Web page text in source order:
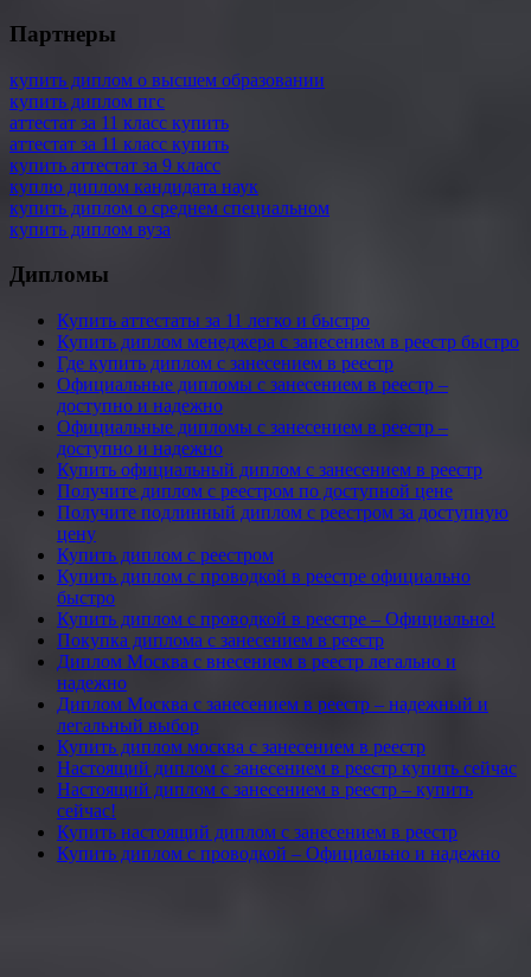
Партнеры
купить диплом о высшем образовании
купить диплом пгс
аттестат за 11 класс купить
аттестат за 11 класс купить
купить аттестат за 9 класс
куплю диплом кандидата наук
купить диплом о среднем специальном
купить диплом вуза
Дипломы
Купить аттестаты за 11 легко и быстро
Купить диплом менеджера с занесением в реестр быстро
Где купить диплом с занесением в реестр
Официальные дипломы с занесением в реестр –
доступно и надежно
Официальные дипломы с занесением в реестр –
доступно и надежно
Купить официальный диплом с занесением в реестр
Получите диплом с реестром по доступной цене
Получите подлинный диплом с реестром за доступную
цену
Купить диплом с реестром
Купить диплом с проводкой в реестре официально
быстро
Купить диплом с проводкой в реестре – Официально!
Покупка диплома с занесением в реестр
Диплом Москва с внесением в реестр легально и
надежно
Диплом Москва с занесением в реестр – надежный и
легальный выбор
Купить диплом москва с занесением в реестр
Настоящий диплом с занесением в реестр купить сейчас
Настоящий диплом с занесением в реестр – купить
сейчас!
Купить настоящий диплом с занесением в реестр
Купить диплом с проводкой – Официально и надежно